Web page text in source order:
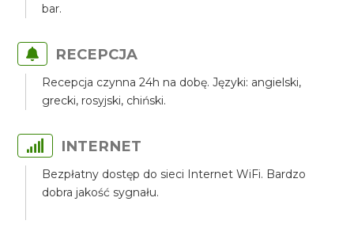
bar.
RECEPCJA
Recepcja czynna 24h na dobę. Języki: angielski,
grecki, rosyjski, chiński.
INTERNET
Bezpłatny dostęp do sieci Internet WiFi. Bardzo
dobra jakość sygnału.